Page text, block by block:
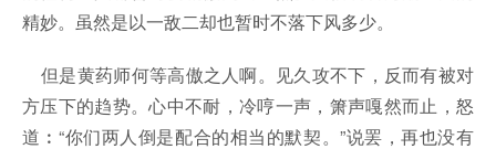
精妙。虽然是以一敌二却也暂时不落下风多少。
但是黄药师何等高傲之人啊。见久攻不下，反而有被对
方压下的趋势。心中不耐，冷哼一声，箫声嘎然而止，怒
道︰“你们两人倒是配合的相当的默契。”说罢，再也没有